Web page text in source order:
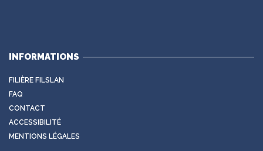
INFORMATIONS
FILIÈRE FILSLAN
FAQ
CONTACT
ACCESSIBILITÉ
MENTIONS LÉGALES